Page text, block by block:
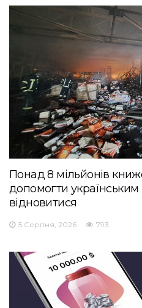
Понад 8 мільйонів
допомогти
відновитися
5 Серпня, 2026 793